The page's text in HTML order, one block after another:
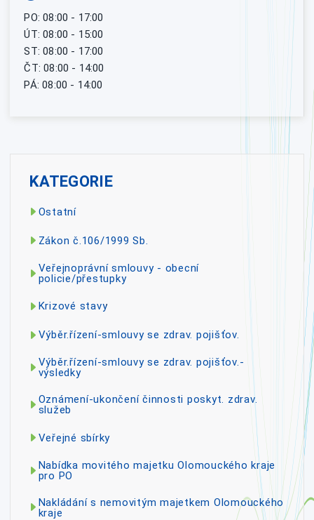
PO: 08:00 - 17:00
ÚT: 08:00 - 15:00
ST: 08:00 - 17:00
ČT: 08:00 - 14:00
PÁ: 08:00 - 14:00
KATEGORIE
Ostatní
Zákon č.106/1999 Sb.
Veřejnoprávní smlouvy - obecní
policie/přestupky
Krizové stavy
Výběr.řízení-smlouvy se zdrav. pojišťov.
Výběr.řízení-smlouvy se zdrav. pojišťov.-
výsledky
Oznámení-ukončení činnosti poskyt. zdrav.
služeb
Veřejné sbírky
Nabídka movitého majetku Olomouckého kraje
pro PO
Nakládání s nemovitým majetkem Olomouckého
kraje